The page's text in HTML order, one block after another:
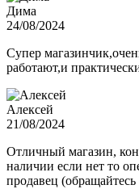
Дима
24/08/2024
Супер
работают,и
Алексей
21/08/2024
Отличный магазин,
наличии если нет то
продавец